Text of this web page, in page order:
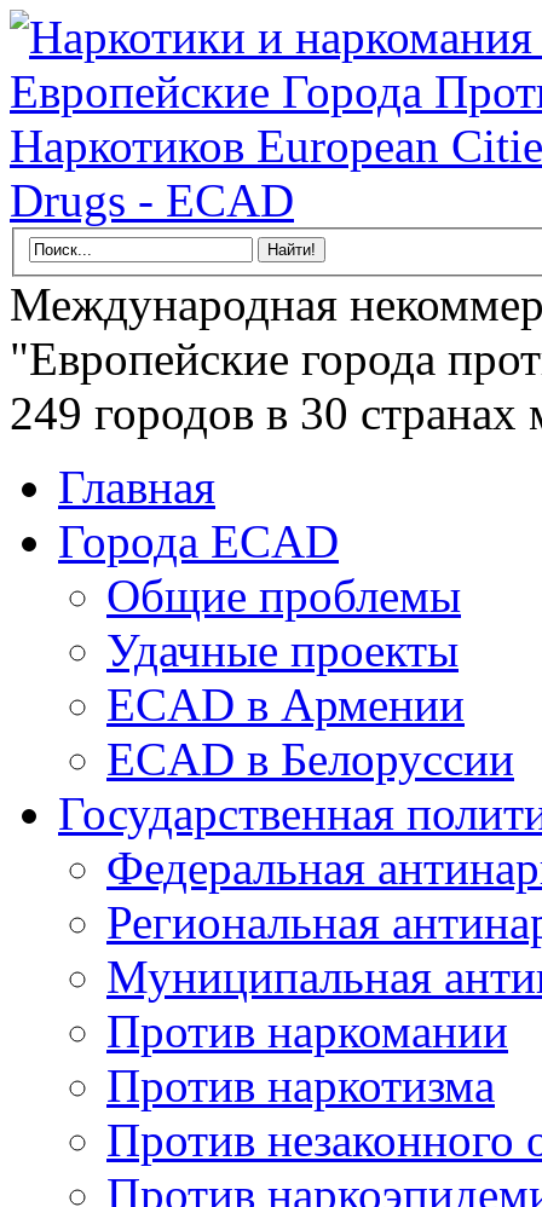
Международная
"Европейские города
249 городов в 30
Главная
Города ECAD
Общие проблемы
Удачные проекты
ECAD в Армении
ECAD в Белоруссии
Государственная
Федеральная
Региональная
Муниципальная
Против наркомании
Против наркотизма
Против незаконного
Против